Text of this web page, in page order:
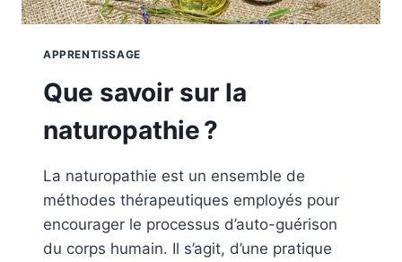
APPRENTISSAGE
Que savoir sur la
naturopathie ?
La naturopathie est un ensemble de
méthodes thérapeutiques employés pour
encourager le processus d’auto-guérison
du corps humain. Il s’agit, d’une pratique